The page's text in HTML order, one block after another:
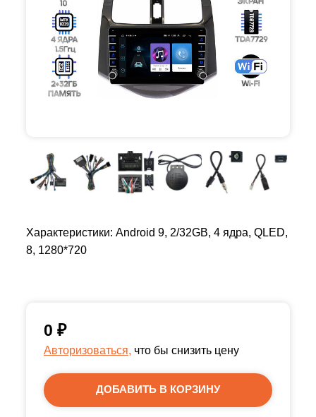
Характеристики: Android 9, 2/32GB, 4 ядра, QLED,
8, 1280*720
0 ₽
Авторизоваться, что бы снизить цену
ДОБАВИТЬ В КОРЗИНУ